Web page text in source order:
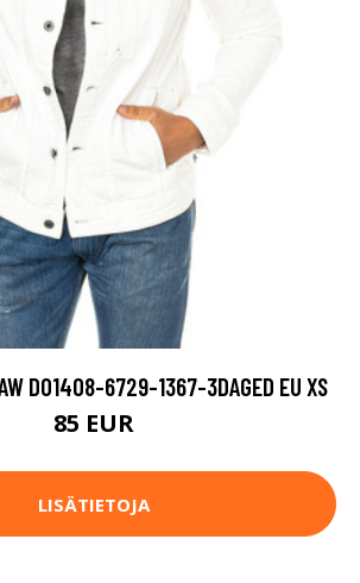
D01408-6729-1367-3DAGED EU XS
85 EUR
LISÄTIETOJA